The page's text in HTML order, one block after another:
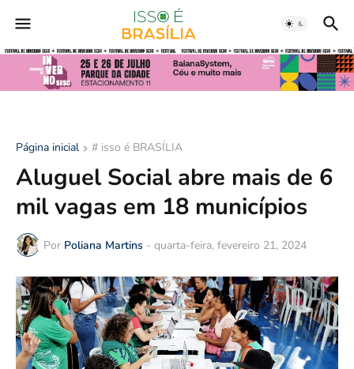
Página inicial # isso é BRASÍLIA
Aluguel Social abre mais de 6
mil vagas em 18 municípios
Por Poliana Martins - quarta-feira, fevereiro 21, 2024